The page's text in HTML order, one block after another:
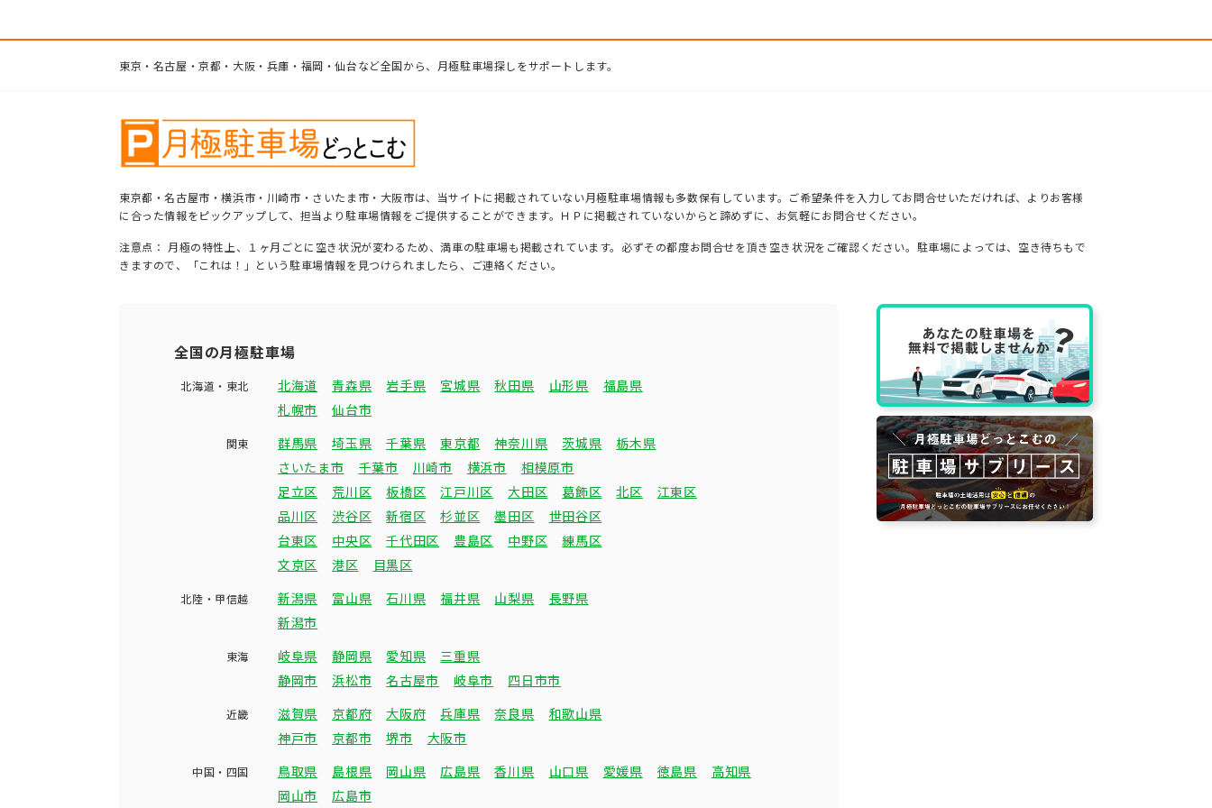
東京・名古屋・京都・大阪・兵庫・福岡・仙台など全国から、月極駐車場探しをサポートします。
東京都・名古屋市・横浜市・川崎市・さいたま市・大阪市は、当サイトに掲載されていない月極駐車場情報も多数保有しています。ご希望条件を入力してお問合せいただければ、よりお客様
に合った情報をピックアップして、担当より駐車場情報をご提供することができます。ＨＰに掲載されていないからと諦めずに、お気軽にお問合せください。
注意点： 月極の特性上、１ヶ月ごとに空き状況が変わるため、満車の駐車場も掲載されています。必ずその都度お問合せを頂き空き状況をご確認ください。駐車場によっては、空き待ちもで
きますので、「これは！」という駐車場情報を見つけられましたら、ご連絡ください。
全国の月極駐車場
北海道・東北 北海道 青森県 岩手県 宮城県 秋田県 山形県
福島県
札幌市
仙台市
関東 群馬県 埼玉県 千葉県 東京都 神奈川県 茨城県
栃木県
さいたま市
千葉市 川崎市 横浜市
相模原市
足立区
荒川区 板橋区 江戸川区 大田区 葛飾区 北区
江東区
品川区
渋谷区 新宿区 杉並区 墨田区
世田谷区
台東区
中央区 千代田区 豊島区 中野区
練馬区
文京区
港区 目黒区
北陸・甲信越 新潟県 富山県 石川県 福井県 山梨県
長野県
新潟市
東海 岐阜県 静岡県 愛知県
三重県
静岡市
浜松市 名古屋市 岐阜市 四日市市
近畿 滋賀県 京都府 大阪府 兵庫県 奈良県
和歌山県
神戸市
京都市 堺市 大阪市
中国・四国 鳥取県 島根県 岡山県 広島県 香川県 山口県 愛媛県 徳島県
高知県
岡山市
広島市